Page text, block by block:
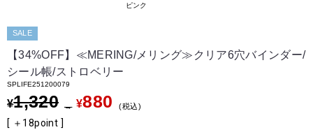
SALE
【34%OFF】≪MERING/メリング≫クリア6穴バインダー/
シール帳/ストロベリー
SPLIFE251200079
¥1,320 → ¥880 税込
[ ＋ 18point ]
ピンク